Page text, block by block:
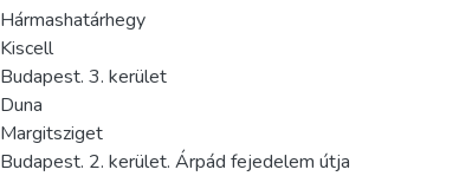
Hármashatárhegy
Kiscell
Budapest. 3. kerület
Duna
Margitsziget
Budapest. 2. kerület. Árpád fejedelem útja